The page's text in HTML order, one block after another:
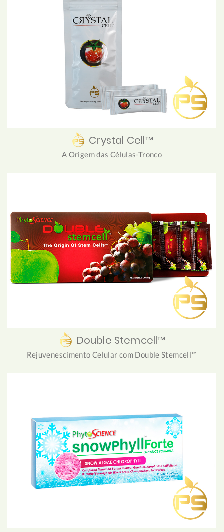
Crystal Cell™
A Origem das Células-Tronco
Double Stemcell™
Rejuvenescimento Celular com Double Stemcell™